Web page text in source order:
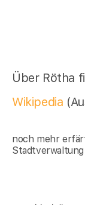
Über Rötha
Wikipedia
noch mehr